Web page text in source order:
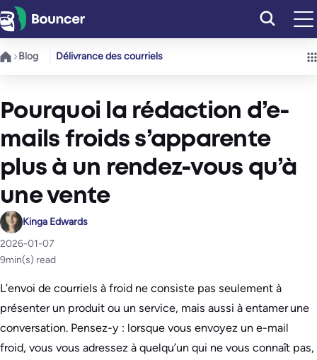
Aller
au
contenu
Blog Délivrance des courriels
Pourquoi la rédaction d’e-
mails froids s’apparente
plus à un rendez-vous qu’à
une vente
Kinga Edwards
2026-01-07
9min(s) read
L’envoi de courriels à froid ne consiste pas seulement à
présenter un produit ou un service, mais aussi à entamer une
conversation. Pensez-y : lorsque vous envoyez un e-mail
froid, vous vous adressez à quelqu’un qui ne vous connaît pas,